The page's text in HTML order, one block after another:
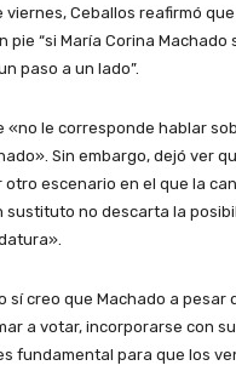
viernes, Ceballos reafirmó
pie “si María Corina Machado
paso a un lado”.
«no le corresponde hablar
Sin embargo, dejó ver
escenario en el que la
sustituto no descarta la
sí creo que Machado a pesar
a votar, incorporarse con
fundamental para que los